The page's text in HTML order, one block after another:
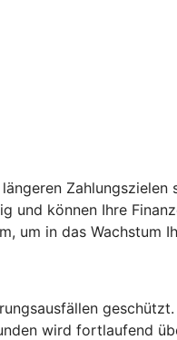
und können Ihre
um in das Wachstum
geschützt.
wird fortlaufend